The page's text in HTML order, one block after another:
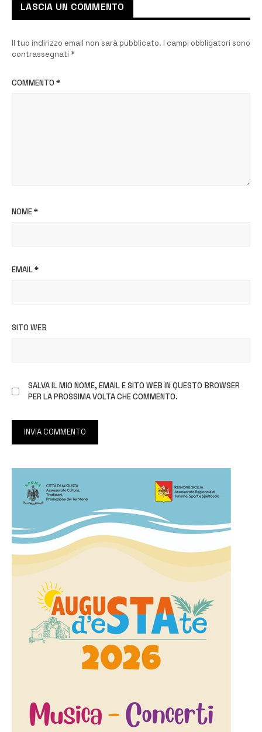
LASCIA UN COMMENTO
Il tuo indirizzo email non sarà pubblicato. I campi obbligatori sono
contrassegnati *
COMMENTO *
NOME*
EMAIL*
SITO WEB
SALVA IL MIO NOME, EMAIL E SITO WEB IN QUESTO BROWSER
PER LA PROSSIMA VOLTA CHE COMMENTO.